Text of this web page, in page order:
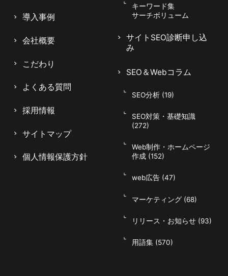
導入事例
会社概要
こだわり
よくある質問
採用情報
サイトマップ
個人情報保護方針
キーワード集
サーチボリューム
サイトSEO診断申し込
み
SEO＆Webコラム
SEO分析 (19)
SEO対策・基礎知識
(272)
Web制作・ホームページ
作成 (152)
web広告 (47)
マーケティング (68)
リリース・お知らせ (93)
用語集 (570)